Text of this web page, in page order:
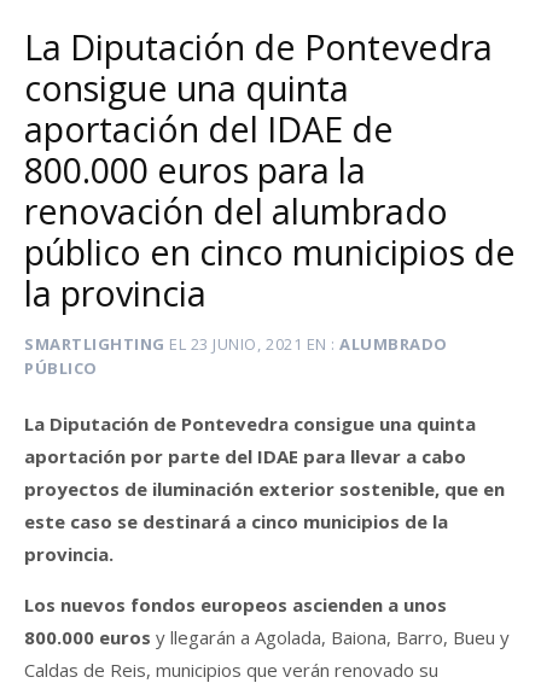
La Diputación de Pontevedra
consigue una quinta
aportación del IDAE de
800.000 euros para la
renovación del alumbrado
público en cinco municipios de
la provincia
SMARTLIGHTING EL 23 JUNIO, 2021 EN
ALUMBRADO
PÚBLICO
La Diputación de Pontevedra consigue una quinta
aportación por parte del IDAE para llevar a cabo
proyectos de iluminación exterior sostenible, que en
este caso se destinará a cinco municipios de la
provincia.
Los nuevos fondos europeos ascienden a unos
800.000 euros y llegarán a Agolada, Baiona, Barro, Bueu y
Caldas de Reis, municipios que verán renovado su